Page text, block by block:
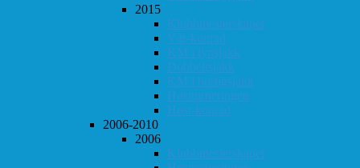
2015
Klubbmesterskapet
Vår-konrad
KM i lynsjakk
Dobbeltsjakk
KM i hurtigsjakk
Høstturneringen
Høst-konrad
2006-2010
2006
Klubbmesterskapet